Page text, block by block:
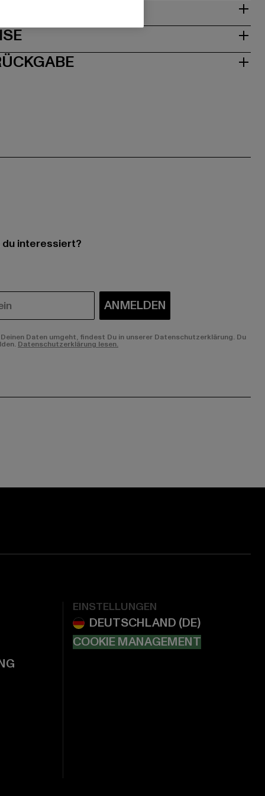
interessiert?
ANMELDEN
Daten umgeht, findest Du in unserer Datenschutzerklärung. Du
Datenschutzerklärung lesen.
EINSTELLUNGEN
COOKIE MANAGEMENT